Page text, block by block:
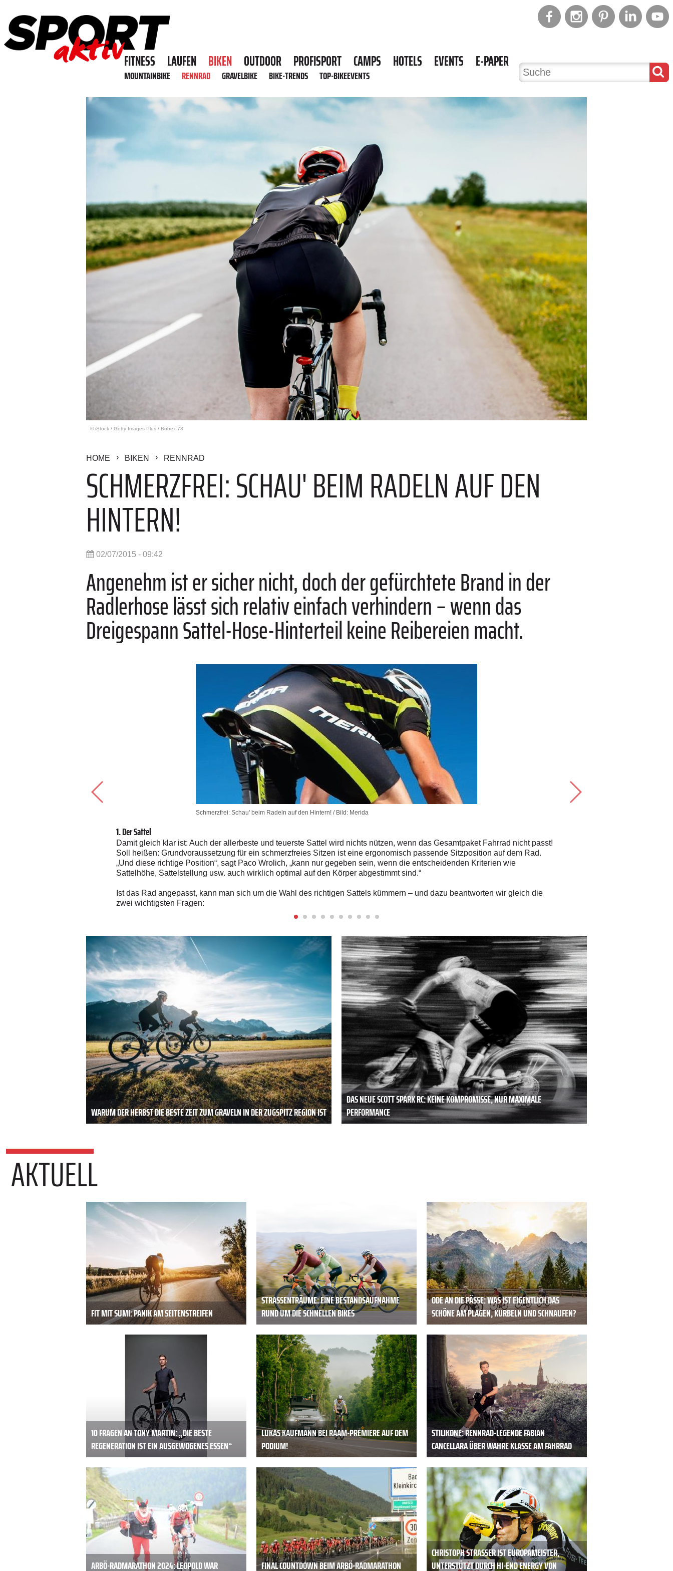
FITNESS LAUFEN BIKEN OUTDOOR PROFISPORT CAMPS HOTELS EVENTS E-PAPER
MOUNTAINBIKE RENNRAD GRAVELBIKE BIKE-TRENDS TOP-BIKEEVENTS
© iStock / Getty Images Plus / Bobex-73
HOME BIKEN RENNRAD
SCHMERZFREI: SCHAU' BEIM RADELN AUF DEN
HINTERN!
02/07/2015 - 09:42
Angenehm ist er sicher nicht, doch der gefürchtete Brand in der
Radlerhose lässt sich relativ einfach verhindern – wenn das
Dreigespann Sattel-Hose-Hinterteil keine Reibereien macht.
sein. Denn
Haut zu Entzündungen
Damit ist saubere
Schmerzfrei: Schau' beim Radeln auf den Hintern! / Bild: Merida
1. Der Sattel
Damit gleich klar ist: Auch der allerbeste und teuerste Sattel wird nichts nützen, wenn das Gesamtpaket Fahrrad nicht passt!
Soll heißen: Grundvoraussetzung für ein schmerzfreies Sitzen ist eine ergonomisch passende Sitzposition auf dem Rad.
„Und diese richtige Position“, sagt Paco Wrolich, „kann nur gegeben sein, wenn die entscheidenden Kriterien wie
Sattelhöhe, Sattelstellung usw. auch wirklich optimal auf den Körper abgestimmt sind.“
Ist das Rad angepasst, kann man sich um die Wahl des richtigen Sattels kümmern – und dazu beantworten wir gleich die
zwei wichtigsten Fragen:
WARUM DER HERBST DIE BESTE ZEIT ZUM GRAVELN IN DER ZUGSPITZ REGION IST
DAS NEUE SCOTT SPARK RC: KEINE KOMPROMISSE, NUR MAXIMALE
PERFORMANCE
AKTUELL
FIT MIT SUMI: PANIK AM SEITENSTREIFEN
STRASSENTRÄUME: EINE BESTANDSAUFNAHME R
UND UM DIE SCHNELLEN BIKES
ODE AN DIE PÄSSE: WAS IST EIGENTLICH DAS
SCHÖNE AM PLAGEN, ­KURBELN UND SCHNAUFEN?
10 FRAGEN AN TONY MARTIN: „DIE BESTE
REGENERATION IST EIN AUSGEWOGENES ESSEN“
LUKAS KAUFMANN BEI RAAM-PREMIERE AUF DEM
PODIUM!
STILIKONE: RENNRAD-LEGENDE FABIAN
CANCELLARA ÜBER WAHRE KLASSE AM FAHRRAD
ARBÖ-RADMARATHON 2024: LEOPOLD WAR
FINAL COUNTDOWN BEIM ARBÖ-RADMARATHON
CHRISTOPH STRASSER IST EUROPAMEISTER,
UNTERSTÜTZT DURCH HI-END ENERGY VON